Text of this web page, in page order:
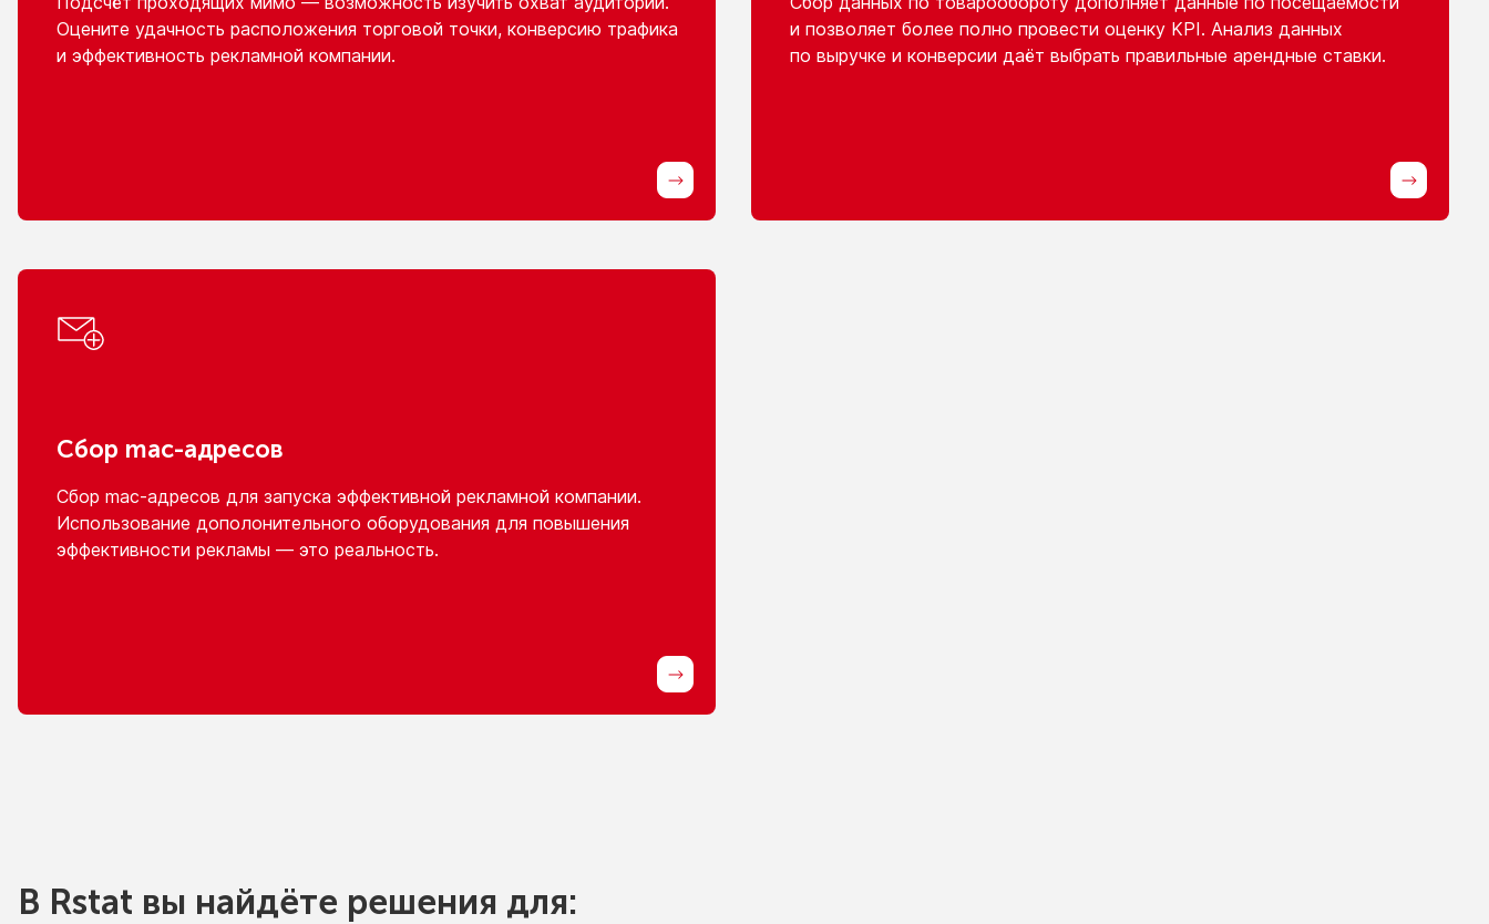
Оцените удачность расположения торговой точки, конверсию трафика
и эффективность рекламной компании.
и позволяет более полно провести оценку KPI. Анализ данных
по выручке и конверсии даёт выбрать правильные арендные ставки.
Сбор mac-адресов
Сбор mac-адресов для запуска эффективной рекламной компании.
Использование дополонительного оборудования для повышения
эффективности рекламы — это реальность.
В Rstat вы найдёте решения для: